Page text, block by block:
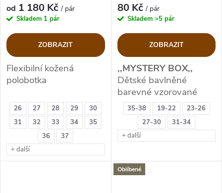
26 27 28 29
30
31
32 33 34
35
36
37
+ další
od 1 180 Kč/ pár
Skladem 1 pár
ZOBRAZIT
Flexibilní kožená
polobotka
35-38 19-22
23-26
27-30
31-34
+ další
80 Kč/ pár
Skladem >5 pár
ZOBRAZIT
,,MYSTERY BOX,,
Dětské bavlněné
barevné vzorované
ponožky.
Oblíbené